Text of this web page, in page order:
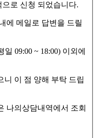
로 신청 되었습니다.
에 메일로 답변을 드릴
09:00 ~ 18:00) 이외에
니 이 점 양해 부탁 드립
나의상담내역에서 조회